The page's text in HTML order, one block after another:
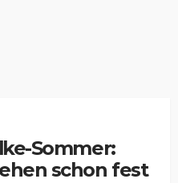
Sommer:
schon fest